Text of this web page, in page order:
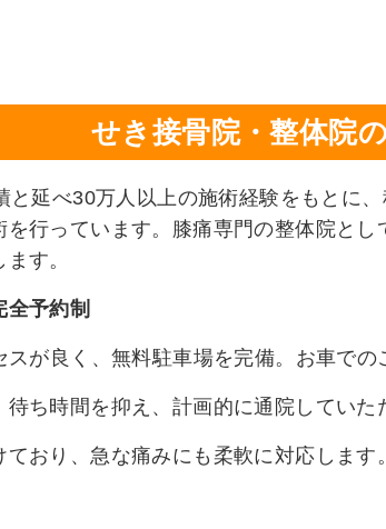
せき接骨院・整体院
と延べ30万人以上の施術経験をもとに
を行っています。膝痛専門の整体院と
す。
予約制
スが良く、無料駐車場を完備。お車での
ち時間を抑え、計画的に通院していた
おり、急な痛みにも柔軟に対応します。